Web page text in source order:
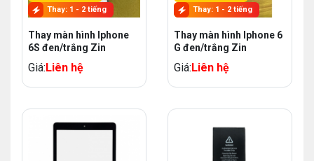
Thay: 1 - 2 tiếng
Thay màn hình Iphone
6S đen/trắng Zin
Giá:Liên hệ
Thay: 1 - 2 tiếng
Thay màn hình Iphone 6
G đen/trắng Zin
Giá:Liên hệ